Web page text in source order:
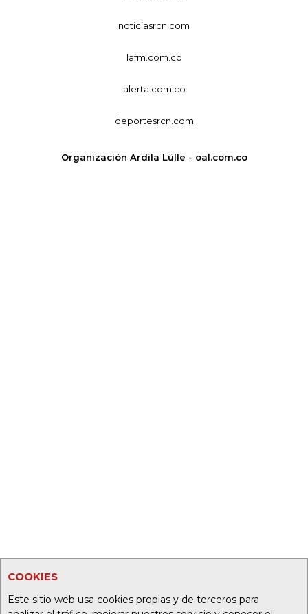
COOKIES
Este sitio web usa cookies propias y de terceros para
noticiasrcn.com
lafm.com.co
alerta.com.co
deportesrcn.com
Organización Ardila Lülle - oal.com.co